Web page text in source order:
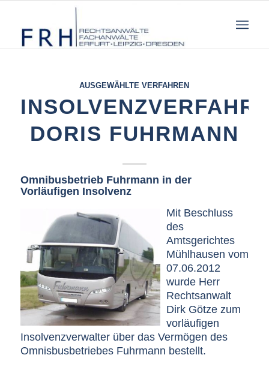
AUSGEWÄHLTE VERFAHREN
DORIS FUHRMANN
Omnibusbetrieb Fuhrmann in der
Vorläufigen Insolvenz
Mit Beschluss
des
Amtsgerichtes
Mühlhausen vom
07.06.2012
wurde Herr
Rechtsanwalt
Dirk Götze zum
vorläufigen
Insolvenzverwalter über das Vermögen des
Omnisbusbetriebes Fuhrmann bestellt.